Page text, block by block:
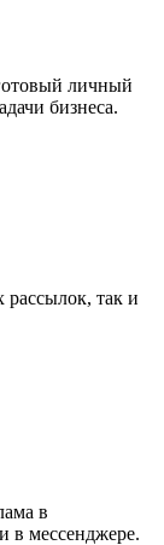
личный
бизнеса.
так и
в
в мессенджере.